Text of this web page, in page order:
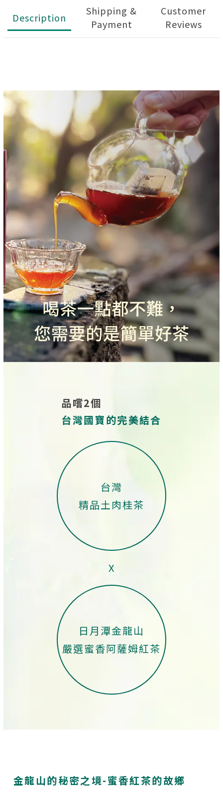
Description
Shipping &
Payment
Customer
Reviews
品嚐2個
台灣國寶的完美結合
台灣
精品土肉桂茶
X
日月潭金龍山
嚴選蜜香阿薩姆紅茶
金龍山的秘密之境-蜜香紅茶的故鄉